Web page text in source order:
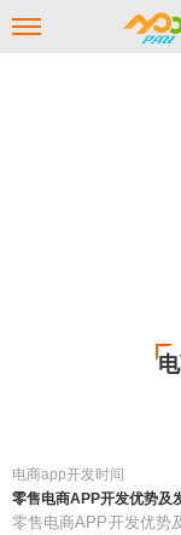
电商app开发时间
零售电商APP开发优势及
零售电商APP开发优势